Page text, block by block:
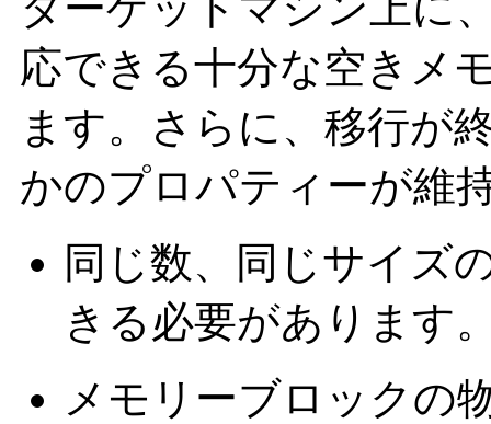
応できる十分な空きメ
ます。さらに、移行が
かのプロパティーが維
同じ数、同じサイズ
きる必要があります
メモリーブロックの